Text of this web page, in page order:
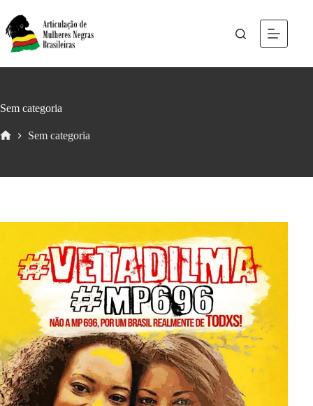
Sem categoria
Sem categoria